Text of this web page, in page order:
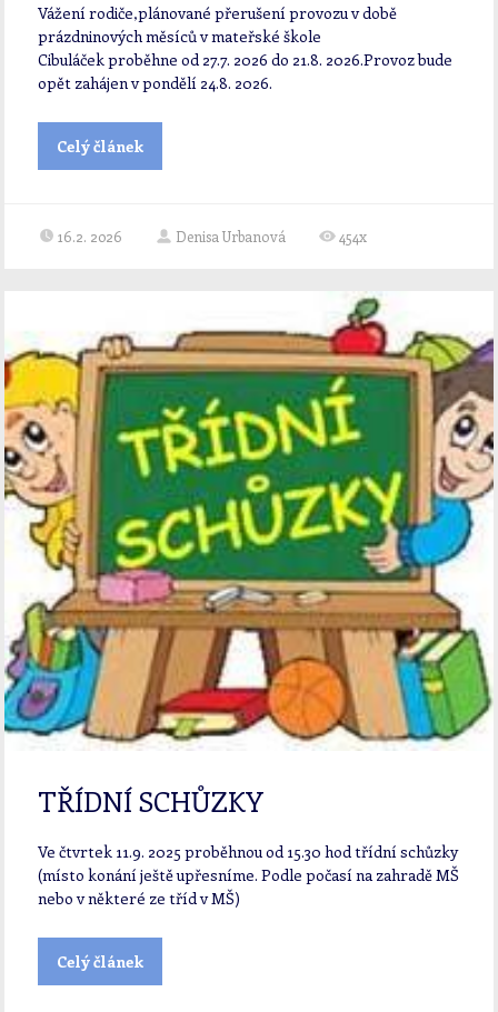
Vážení rodiče,plánované přerušení provozu v době
prázdninových měsíců v mateřské škole
Cibuláček proběhne od 27.7. 2026 do 21.8. 2026.Provoz bude
opět zahájen v pondělí 24.8. 2026.
Celý článek
16.2. 2026 Denisa Urbanová 454x
TŘÍDNÍ SCHŮZKY
Ve čtvrtek 11.9. 2025 proběhnou od 15.30 hod třídní schůzky
(místo konání ještě upřesníme. Podle počasí na zahradě MŠ
nebo v některé ze tříd v MŠ)
Celý článek